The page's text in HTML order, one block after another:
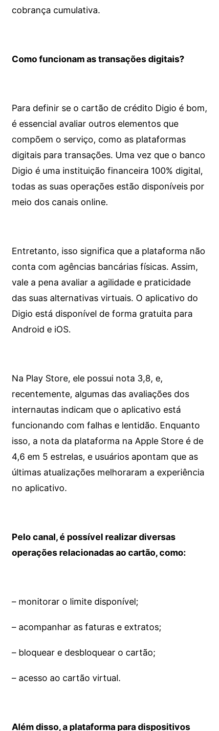
cobrança cumulativa.
Como funcionam as transações digitais?
Para definir se o cartão de crédito Digio é bom,
é essencial avaliar outros elementos que
compõem o serviço, como as plataformas
digitais para transações. Uma vez que o banco
Digio é uma instituição financeira 100% digital,
todas as suas operações estão disponíveis por
meio dos canais online.
Entretanto, isso significa que a plataforma não
conta com agências bancárias físicas. Assim,
vale a pena avaliar a agilidade e praticidade
das suas alternativas virtuais. O aplicativo do
Digio está disponível de forma gratuita para
Android e iOS.
Na Play Store, ele possui nota 3,8, e,
recentemente, algumas das avaliações dos
internautas indicam que o aplicativo está
funcionando com falhas e lentidão. Enquanto
isso, a nota da plataforma na Apple Store é de
4,6 em 5 estrelas, e usuários apontam que as
últimas atualizações melhoraram a experiência
no aplicativo.
Pelo canal, é possível realizar diversas
operações relacionadas ao cartão, como:
– monitorar o limite disponível;
– acompanhar as faturas e extratos;
– bloquear e desbloquear o cartão;
– acesso ao cartão virtual.
Além disso, a plataforma para dispositivos